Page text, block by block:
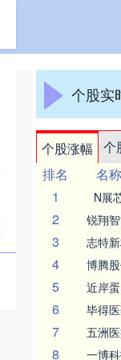
个股实
个股涨幅 个
排名
名称
1
N展
2 锐翔
3 志特
4 博腾
5 近岸
6 毕得
7 五洲
8 一博